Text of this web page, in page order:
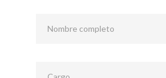
Nombre completo